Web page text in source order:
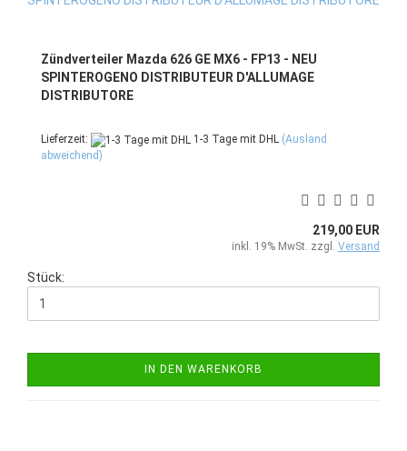
Zündverteiler Mazda 626 GE MX6 - FP13 - NEU
SPINTEROGENO DISTRIBUTEUR D'ALLUMAGE
DISTRIBUTORE
Lieferzeit: 1-3 Tage mit DHL (Ausland
abweichend)
219,00 EUR
inkl. 19% MwSt. zzgl. Versand
Stück:
IN DEN WARENKORB